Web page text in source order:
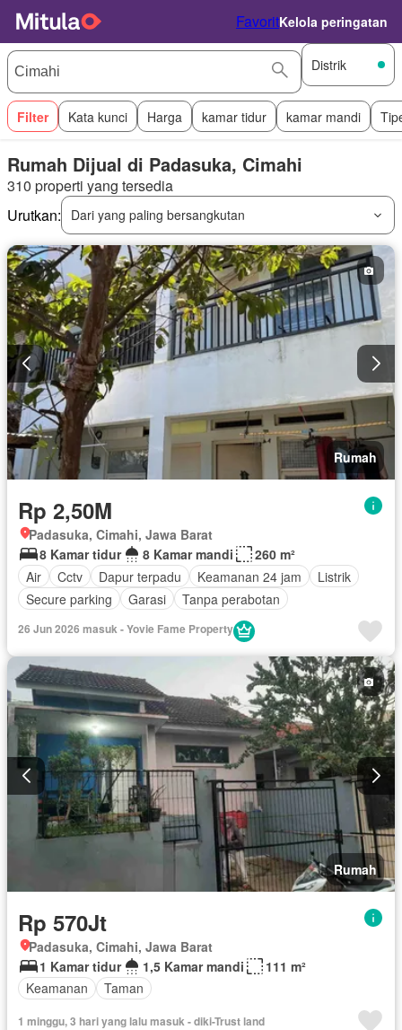
FavoritKelola peringatan
Distrik
Filter Kata kunci Harga kamar tidur kamar mandi
Rumah Dijual di Padasuka, Cimahi
310 properti yang tersedia
Urutkan:
Dari yang paling bersangkutan
Rumah
Rp 2,50M
Padasuka, Cimahi, Jawa Barat
8 Kamar tidur
8 Kamar mandi
260 m²
Air
Cctv Dapur terpadu Keamanan 24 jam
Listrik
Secure parking
Garasi Tanpa perabotan
26 Jun 2026 masuk - Yovie Fame Property
Rumah
Rp 570Jt
Padasuka, Cimahi, Jawa Barat
1 Kamar tidur
1,5 Kamar mandi
111 m²
Keamanan
Taman
1 minggu, 3 hari yang lalu masuk - diki-Trust land